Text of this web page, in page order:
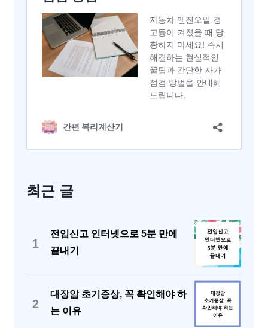
최근 글
1
전입신고 인터넷으로 5분 만에
끝내기
2
대장암 초기증상, 꼭 확인해야 하
는 이유